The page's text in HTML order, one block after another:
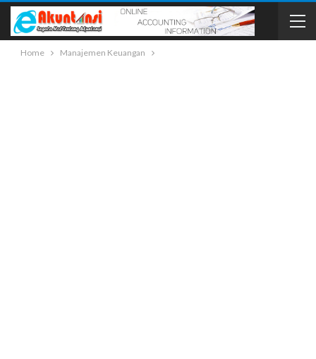
Home Manajemen Keuangan